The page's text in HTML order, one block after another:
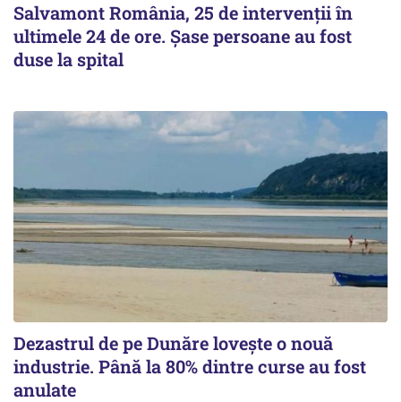
Salvamont România, 25 de intervenții în
ultimele 24 de ore. Șase persoane au fost
duse la spital
Dezastrul de pe Dunăre lovește o nouă
industrie. Până la 80% dintre curse au fost
anulate